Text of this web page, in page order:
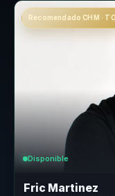
Recomendado CHM ·
Disponible
Fric Martinez